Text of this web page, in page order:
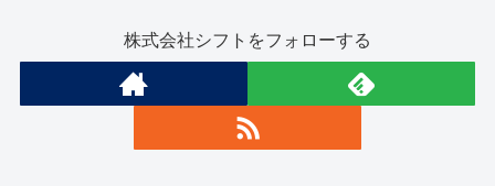
株式会社シフトをフォローする